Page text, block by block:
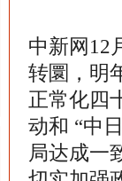
中新网12
转圜，明
正常化四
动和 “中
局达成一